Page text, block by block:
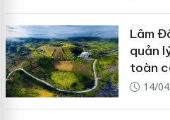
Lâm
quản
toàn
14/